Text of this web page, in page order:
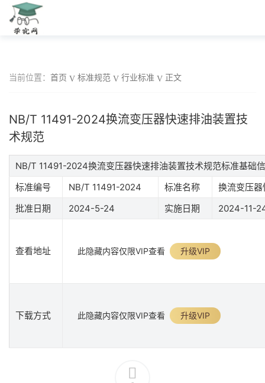
当前位置： 首页 标准规范 行业标准 正文
NB/T 11491-2024换流变压器快速排油装置技
术规范
NB/T 11491-2024换流变压器快速排油装置技术规范标准基础
标准编号
NB/T 11491-2024 标准名称
换流变压
批准日期
2024-5-24 实施日期 2024-11-
查看地址 此隐藏内容仅限VIP查看 升级VIP
下载方式 此隐藏内容仅限VIP查看 升级VIP